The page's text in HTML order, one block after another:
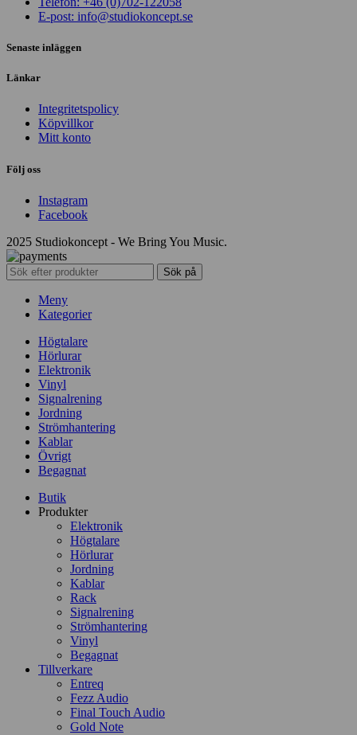
E-post: info@studiokoncept.se
Senaste inläggen
Länkar
Integritetspolicy
Köpvillkor
Mitt konto
Följ oss
Instagram
Facebook
2025 Studiokoncept - We Bring You Music.
Sök på
Meny
Kategorier
Högtalare
Hörlurar
Elektronik
Vinyl
Signalrening
Jordning
Strömhantering
Kablar
Övrigt
Begagnat
Butik
Produkter
Elektronik
Högtalare
Hörlurar
Jordning
Kablar
Rack
Signalrening
Strömhantering
Vinyl
Begagnat
Tillverkare
Entreq
Fezz Audio
Final Touch Audio
Gold Note